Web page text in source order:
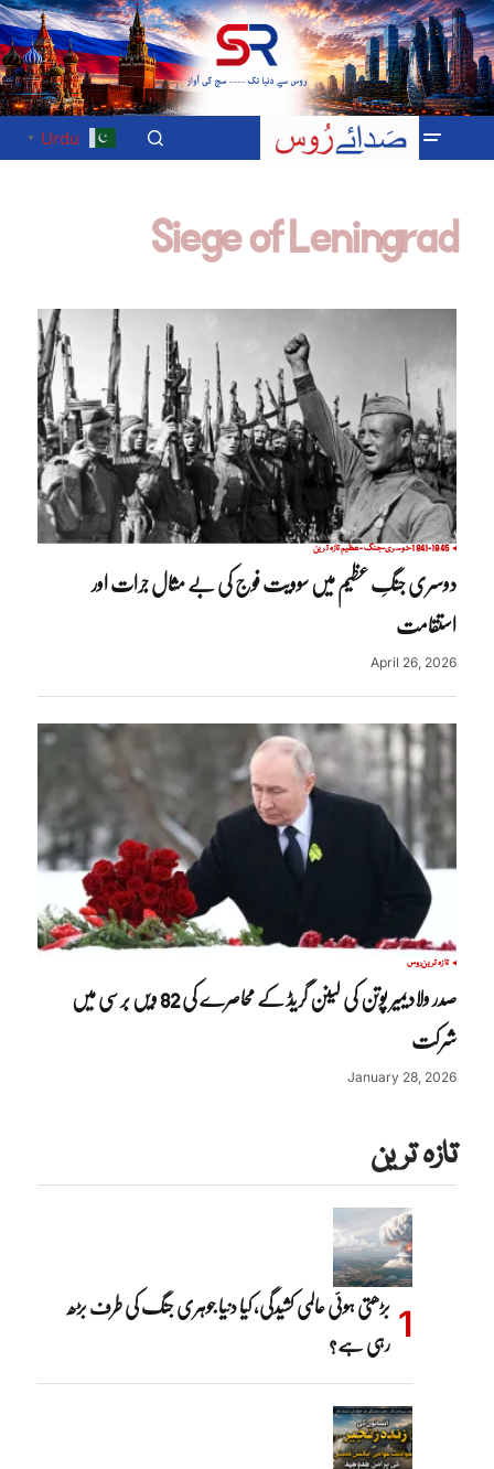
Urdu
▼
Siege of Leningrad
1941-1945-دوسری-جنگ-عظیم تازہ ترین
دوسری جنگِ عظیم میں سوویت فوج کی بے مثال جرات اور
استقامت
April 26, 2026
تازہ ترینروس
صدر ولادیمیر پوتن کی لینن گریڈ کے محاصرے کی 82 ویں برسی میں
شرکت
January 28, 2026
تازہ ترین
بڑھتی ہوئی عالمی کشیدگی، کیا دنیا جوہری جنگ کی طرف بڑھ
رہی ہے؟